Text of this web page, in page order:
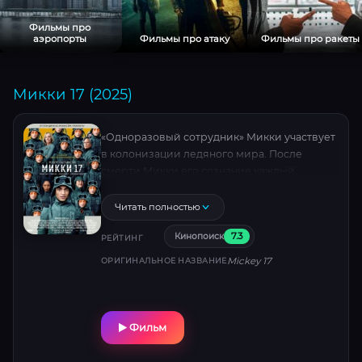
Фильмы про
аэропорты
Фильмы про атаку Фильмы про ракеты
Микки 17 (2025)
«Одноразовый сотрудник» Микки участвует
в колонизации ледяного мира. После
Читать полностью
РЕЙТИНГ Кинопоиск 7.3
ОРИГИНАЛЬНОЕ НАЗВАНИЕMickey 17
Фильм